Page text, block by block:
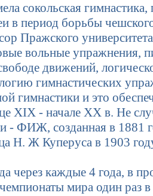
сокольская
период борьбы
Пражского
вольные упражнения,
движений,
гимнастических
гимнастики и это
XIX - начале XX в. Не
- ФИЖ, созданная в 1881
Н. Ж Куперуса в 1903
через каждые 4 года, в
мира один раз в